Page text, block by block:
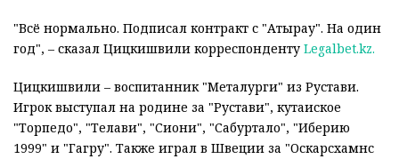
"Всё нормально. Подписал контракт с "Атырау". На один
год", – сказал Цицкишвили корреспонденту Legalbet.kz.
Цицкишвили – воспитанник "Металурги" из Рустави.
Игрок выступал на родине за "Рустави", кутаиское
"Торпедо", "Телави", "Сиони", "Сабуртало", "Иберию
1999" и "Гагру". Также играл в Швеции за "Оскарсхамнс